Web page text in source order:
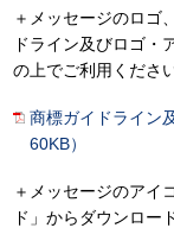
＋メッセージのロゴ
ドライン及びロゴ・
の上でご利用ください
商標ガイドライン
60KB）
＋メッセージのアイ
ド」からダウンロー